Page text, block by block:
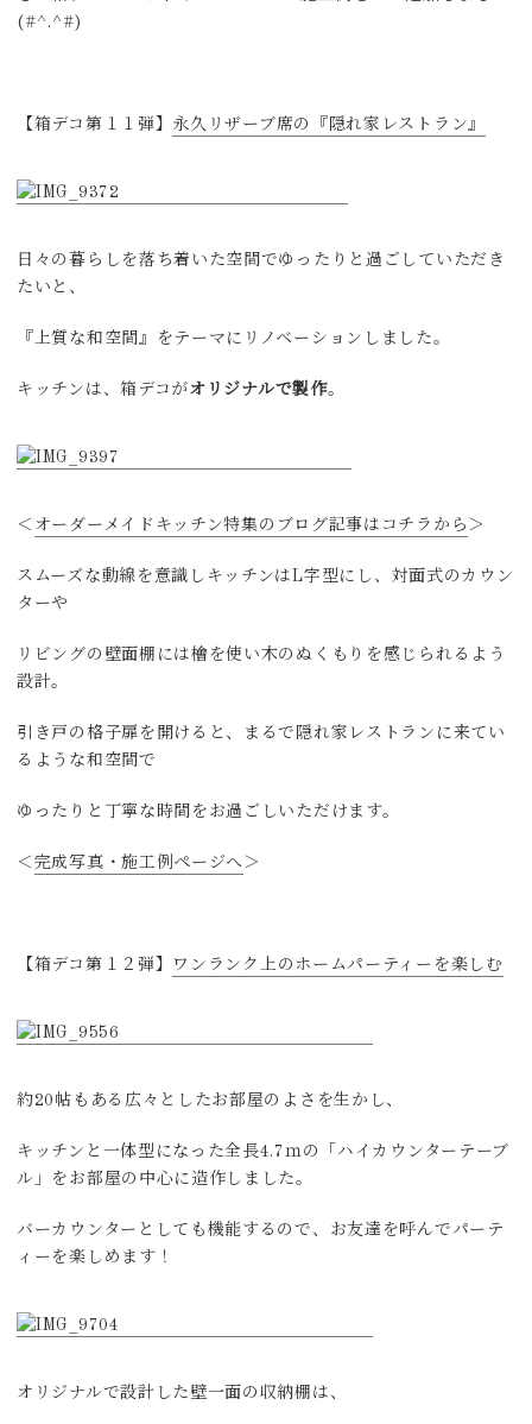
(#^.^#)
【箱デコ第１１弾】 永久リザーブ席の『隠れ家レストラン』
日々の暮らしを落ち着いた空間でゆったりと過ごしていただき
たいと、
『上質な和空間』をテーマにリノベーションしました。
キッチンは、箱デコが オリジナルで製作。
＜ オーダーメイドキッチン特集のブログ記事はコチラから ＞
スムーズな動線を意識しキッチンはL字型にし、対面式のカウン
ターや
リビングの壁面棚には檜を使い木のぬくもりを感じられるよう
設計。
引き戸の格子扉を開けると、まるで隠れ家レストランに来てい
るような和空間で
ゆったりと丁寧な時間をお過ごしいただけます。
＜ 完成写真・施工例ページへ ＞
【箱デコ第１２弾】 ワンランク上のホームパーティーを楽しむ
約20帖もある広々としたお部屋のよさを生かし、
キッチンと一体型になった全長4.7ｍの「ハイカウンターテーブ
ル」をお部屋の中心に造作しました。
バーカウンターとしても機能するので、お友達を呼んでパーテ
ィーを楽しめます！
オリジナルで設計した壁一面の収納棚は、